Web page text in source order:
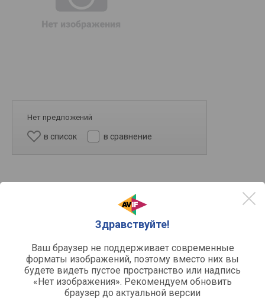
Здравствуйте!
Ваш браузер не поддерживает современные
форматы изображений, поэтому вместо них вы
будете видеть пустое пространство или надпись
«Нет изображения». Рекомендуем обновить
браузер до актуальной версии
Нет предложений
в список в сравнение
5k